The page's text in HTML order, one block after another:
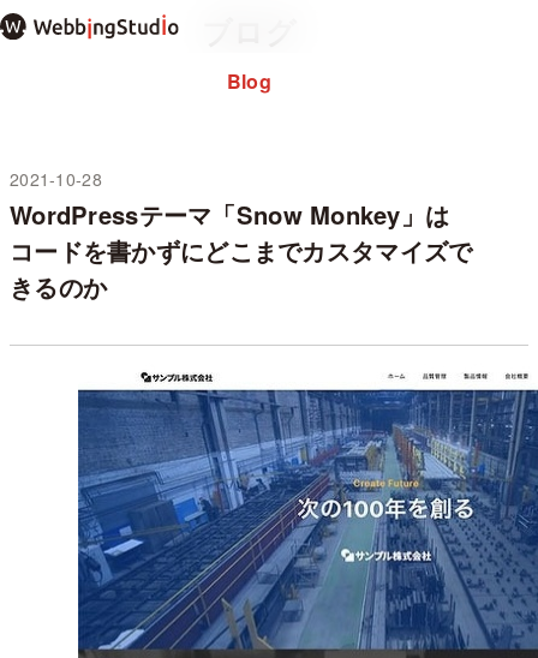
本
文
ッ
Blog
2021-10-28
未分類
WordPressテーマ「Snow Monkey」は
コードを書かずにどこまでカスタマイズで
きるのか